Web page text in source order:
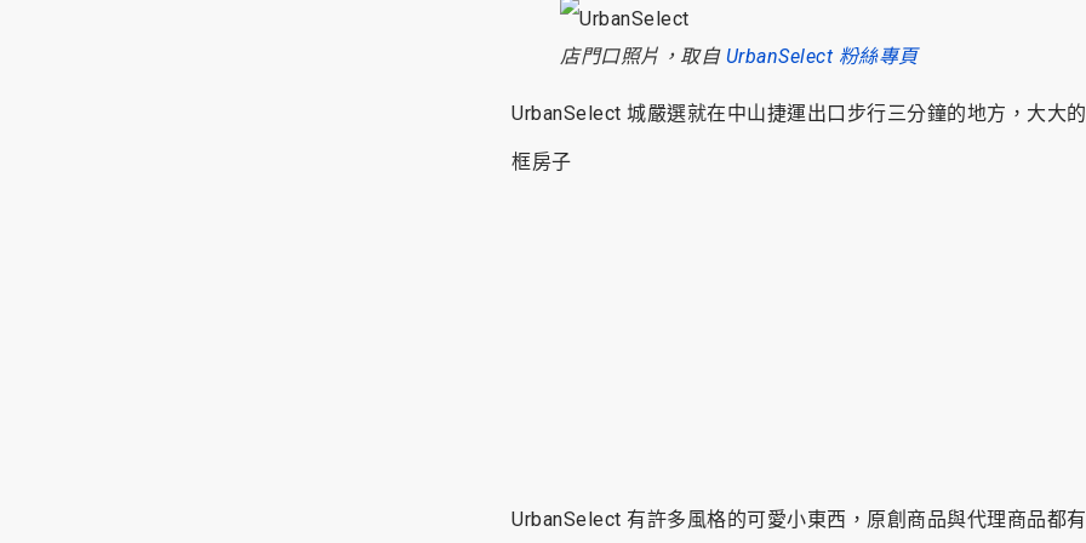
店門口照片，取自UrbanSelect 粉絲專頁
UrbanSelect 城嚴選就在中山捷運出口步行三分鐘的地方，大大
框房子
UrbanSelect 有許多風格的可愛小東西，原創商品與代理商品都